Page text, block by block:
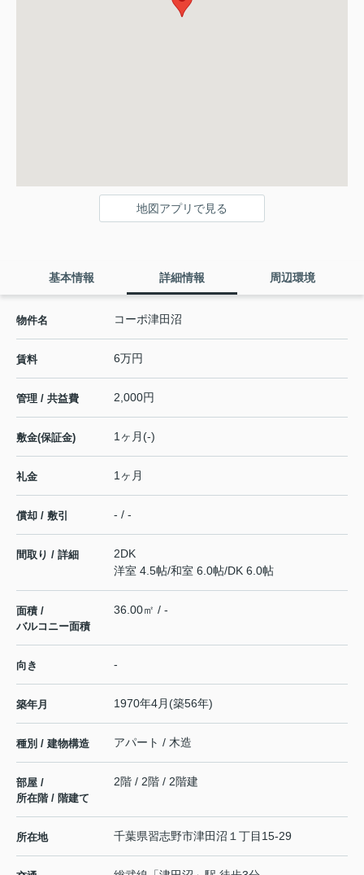
地図アプリで見る
基本情報 詳細情報 周辺環境
物件名 コーポ津田沼
賃料 6万円
管理 / 共益費 2,000円
敷金(保証金) 1ヶ月(-)
礼金 1ヶ月
償却 / 敷引 - / -
間取り / 詳細
2DK
洋室 4.5帖/和室 6.0帖/DK 6.0帖
面積 /
バルコニー面積
36.00㎡ / -
向き -
築年月 1970年4月(築56年)
種別 / 建物構造 アパート / 木造
部屋 /
所在階 / 階建て
2階 / 2階 / 2階建
所在地 千葉県習志野市津田沼 １丁目15-29